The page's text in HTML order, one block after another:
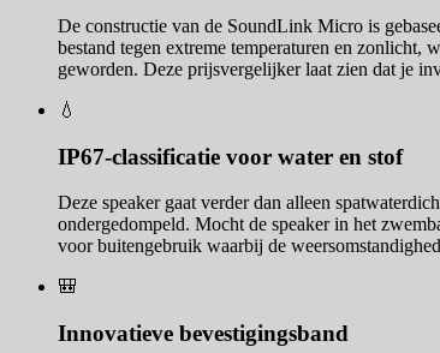
De constructie van de SoundLink Micro is
bestand tegen extreme temperaturen en
geworden. Deze prijsvergelijker laat zien dat je
💧
IP67-classificatie voor water en stof
Deze speaker gaat verder dan alleen
ondergedompeld. Mocht de speaker in het
voor buitengebruik waarbij de
🎒
Innovatieve bevestigingsband